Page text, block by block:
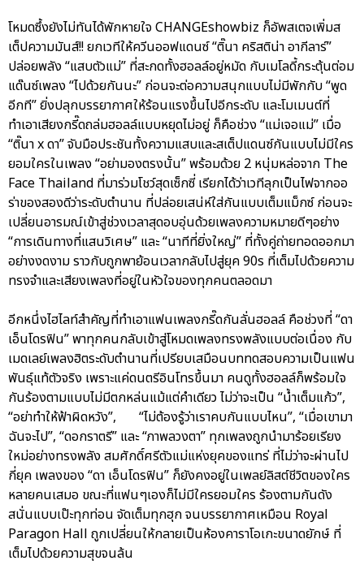
โหมดซึ้งยังไม่ทันได้พักหายใจ CHANGEshowbiz ก็อัพสเตจเพิ่มส
เต็ปความมันส์!! ยกเวทีให้ควีนออฟแดนซ์ “ติ๊นา คริสติน่า อากีลาร์”
ปล่อยพลัง “แสบตัวแม่” ที่สะกดทั้งฮอลล์อยู่หมัด กับเมโลดี้กระตุ้นต่อม
แด๊นซ์เพลง “ไปด้วยกันนะ” ก่อนจะต่อความสนุกแบบไม่มีพักกับ “พูด
อีกที” ยิ่งปลุกบรรยากาศให้ร้อนแรงขึ้นไปอีกระดับ และโมเมนต์ที่
ทำเอาเสียงกรี๊ดถล่มฮอลล์แบบหยุดไม่อยู่ ก็คือช่วง “แม่เจอแม่” เมื่อ
“ติ๊นา x ดา” จับมือประชันทั้งความแสบและสเต็ปแดนซ์กันแบบไม่มีใคร
ยอมใครในเพลง “อย่ามองตรงนั้น” พร้อมด้วย 2 หนุ่มหล่อจาก The
Face Thailand ที่มาร่วมโชว์สุดเซ็กซี่ เรียกได้ว่าเวทีลุกเป็นไฟจากออ
ร่าของสองดีว่าระดับตำนาน ที่ปล่อยเสน่ห์ใส่กันแบบเต็มแม็กซ์ ก่อนจะ
เปลี่ยนอารมณ์เข้าสู่ช่วงเวลาสุดอบอุ่นด้วยเพลงความหมายดีๆอย่าง
“การเดินทางที่แสนวิเศษ” และ “นาทีที่ยิ่งใหญ่” ที่ทั้งคู่ถ่ายทอดออกมา
อย่างงดงาม ราวกับถูกพาย้อนเวลากลับไปสู่ยุค 90s ที่เต็มไปด้วยความ
ทรงจำและเสียงเพลงที่อยู่ในหัวใจของทุกคนตลอดมา
อีกหนึ่งไฮไลท์สำคัญที่ทำเอาแฟนเพลงกรี๊ดกันลั่นฮอลล์ คือช่วงที่ “ดา
เอ็นโดรฟิน” พาทุกคนกลับเข้าสู่โหมดเพลงทรงพลังแบบต่อเนื่อง กับ
เมดเลย์เพลงฮิตระดับตำนานที่เปรียบเสมือนบททดสอบความเป็นแฟน
พันธุ์แท้ตัวจริง เพราะแค่ดนตรีอินโทรขึ้นมา คนดูทั้งฮอลล์ก็พร้อมใจ
กันร้องตามแบบไม่มีตกหล่นแม้แต่คำเดียว ไม่ว่าจะเป็น “น้ำเต็มแก้ว”,
“อย่าทำให้ฟ้าผิดหวัง”, “ไม่ต้องรู้ว่าเราคบกันแบบไหน”, “เมื่อเขามา
ฉันจะไป”, “ดอกราตรี” และ “ภาพลวงตา” ทุกเพลงถูกนำมาร้อยเรียง
ใหม่อย่างทรงพลัง สมศักดิ์ศรีตัวแม่แห่งยุคของแทร่ ที่ไม่ว่าจะผ่านไป
กี่ยุค เพลงของ “ดา เอ็นโดรฟิน” ก็ยังคงอยู่ในเพลย์ลิสต์ชีวิตของใคร
หลายคนเสมอ ขณะที่แฟนๆเองก็ไม่มีใครยอมใคร ร้องตามกันดัง
สนั่นแบบเป๊ะทุกท่อน จัดเต็มทุกฮุก จนบรรยากาศเหมือน Royal
Paragon Hall ถูกเปลี่ยนให้กลายเป็นห้องคาราโอเกะขนาดยักษ์ ที่
เต็มไปด้วยความสุขจนล้น